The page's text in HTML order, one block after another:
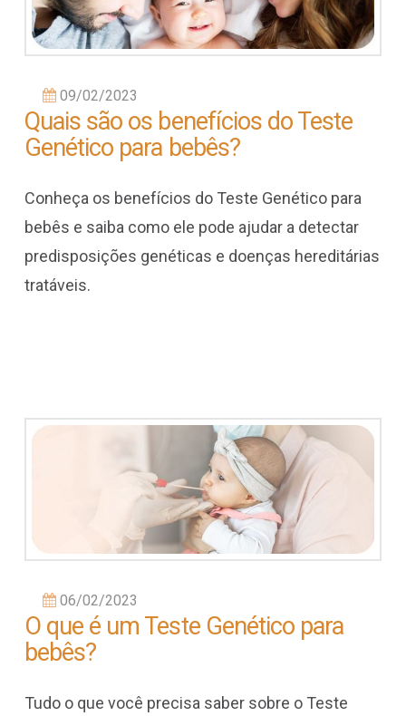
09/02/2023
Quais são os benefícios do Teste
Genético para bebês?
Conheça os benefícios do Teste Genético para
bebês e saiba como ele pode ajudar a detectar
predisposições genéticas e doenças hereditárias
tratáveis.
06/02/2023
O que é um Teste Genético para
bebês?
Tudo o que você precisa saber sobre o Teste